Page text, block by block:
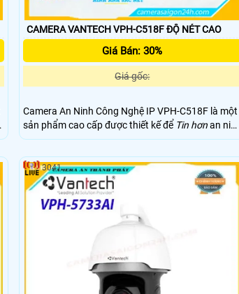
CAMERA VANTECH VPH-C518F ĐỘ NÉT CAO
Giá Bán: 30%
Giá gốc:
Camera An Ninh Công Nghệ IP VPH-C518F là một
sản phẩm cao cấp được thiết kế để Tin hơnan ninh
cho nhà ở, văn phòng và các không gian công
cấp hình ảnh sắc nét, chi tiết và chất lượng cao.
VPH-C518F là lựa chọn lý tưởng để cải thiện an
ninh cho mọi môi trường
3041